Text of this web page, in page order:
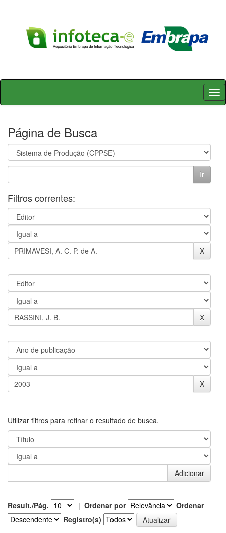
Skip
Página de Busca
Filtros correntes:
Utilizar filtros para refinar o resultado de busca.
Result./Pág. | Ordenar por
Ordenar
Registro(s)